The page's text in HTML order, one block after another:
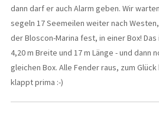
dann darf er auch Alarm geben. Wir
segeln 17 Seemeilen weiter nach
der Bloscon-Marina fest, in einer Box!
4,20 m Breite und 17 m Länge - und dann
gleichen Box. Alle Fender raus, zum Glück
klappt prima :-)